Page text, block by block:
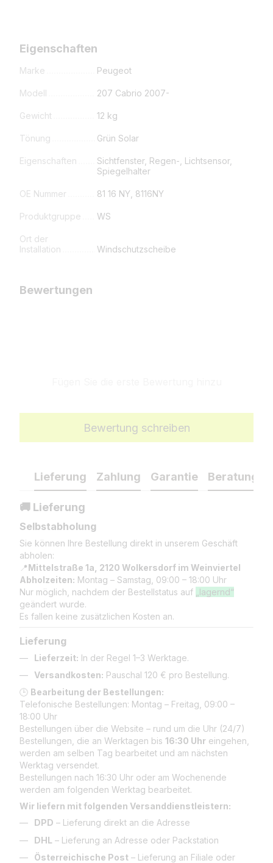
Eigenschaften
Marke Peugeot
Modell 207 Cabrio 2007-
Gewicht 12 kg
Tönung Grün Solar
Eigenschaften
Sichtfenster, Regen-, Lichtsensor,
Spiegelhalter
OE Nummer 81 16 NY, 8116NY
Produktgruppe WS
Ort der
Installation
Windschutzscheibe
Bewertungen
Bewertung schreiben
Lieferung Zahlung Garantie Beratung
🚚 Lieferung
Selbstabholung
Sie können Ihre Bestellung direkt in unserem Geschäft
abholen:
📍Mittelstraße 1a, 2120 Wolkersdorf im Weinviertel
Abholzeiten: Montag – Samstag, 09:00 – 18:00 Uhr
Nur möglich, nachdem der Bestellstatus auf
„lagernd“
geändert wurde.
Es fallen keine zusätzlichen Kosten an.
Lieferung
Lieferzeit: In der Regel 1–3 Werktage.
Versandkosten: Pauschal 120 € pro Bestellung.
🕒 Bearbeitung der Bestellungen:
Telefonische Bestellungen: Montag – Freitag, 09:00 –
18:00 Uhr
Bestellungen über die Website – rund um die Uhr (24/7)
Bestellungen, die an Werktagen bis 16:30 Uhr eingehen,
werden am selben Tag bearbeitet und am nächsten
Werktag versendet.
Bestellungen nach 16:30 Uhr oder am Wochenende
werden am folgenden Werktag bearbeitet.
Wir liefern mit folgenden Versanddienstleistern:
DPD – Lieferung direkt an die Adresse
DHL – Lieferung an Adresse oder Packstation
Österreichische Post – Lieferung an Filiale oder